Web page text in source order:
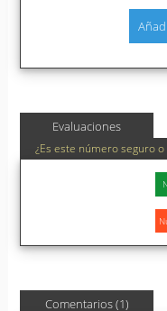
Evaluaciones
¿Es este número seguro o
Comentarios (1)